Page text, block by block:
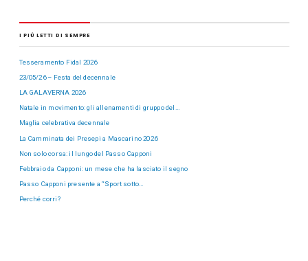
I PIÙ LETTI DI SEMPRE
Tesseramento Fidal 2026
23/05/26 – Festa del decennale
LA GALAVERNA 2026
Natale in movimento: gli allenamenti di gruppo del…
Maglia celebrativa decennale
La Camminata dei Presepi a Mascarino 2026
Non solo corsa: il lungo del Passo Capponi
Febbraio da Capponi: un mese che ha lasciato il segno
Passo Capponi presente a “Sport sotto…
Perché corri?